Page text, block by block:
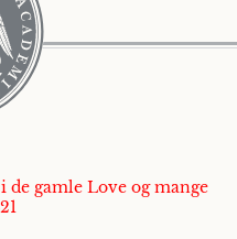
de gamle Love og mange